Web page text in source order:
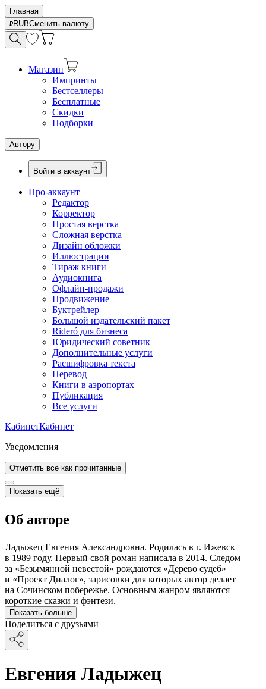
Главная
RUBСменить валюту
Магазин
Импринты
Бестселлеры
Бесплатные
Скидки
Подборки
Автору
Войти в аккаунт
Про-аккаунт
Редактор
Корректор
Простая верстка
Сложная верстка
Дизайн обложки
Иллюстрации
Тираж книги
Аудиокнига
Офлайн-продажи
Продвижение
Буктрейлер
Большой издательский пакет
Rideró для бизнеса
Юридический советник
Дополнительные услуги
Расшифровка текста
Перевод
Книги в аэропортах
Публикация
Все услуги
КабинетКабинет
Уведомления
Отметить все как прочитанные
Показать ещё
Об авторе
Ладыжец Евгения Александровна. Родилась в г. Ижевск
в 1989 году. Первый свой роман написала в 2014. Следом
за «Безымянной невестой» рождаются «Дерево судеб»
и «Проект Диалог», зарисовки для которых автор делает
на Сочинском побережье. Основным жанром являются
короткие сказки и фэнтези.
Показать больше
Поделиться с друзьями
Евгения Ладыжец